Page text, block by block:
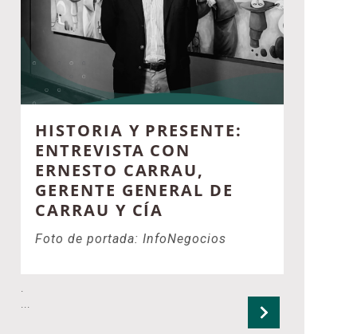
HISTORIA Y PRESENTE:
ENTREVISTA CON
ERNESTO CARRAU,
GERENTE GENERAL DE
CARRAU Y CÍA
Foto de portada: InfoNegocios